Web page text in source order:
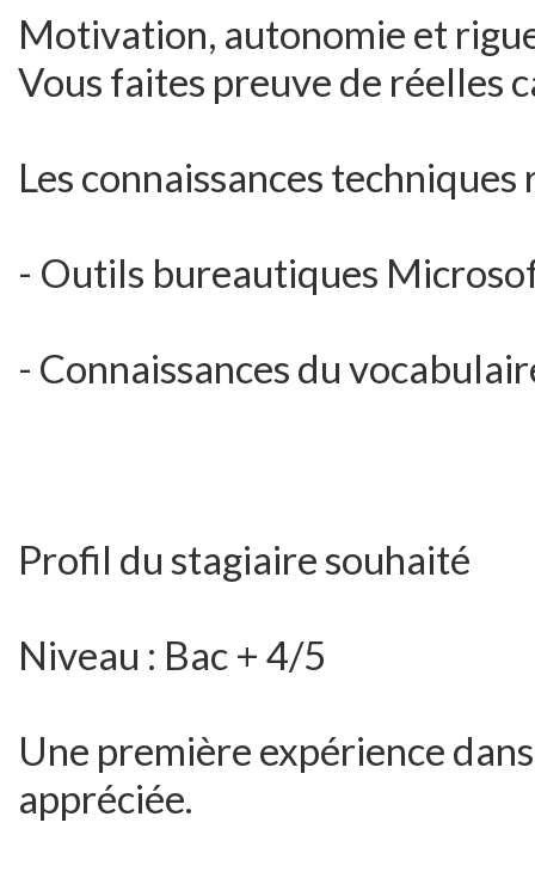
Motivation, autonomie et
Vous faites preuve de réelles
Les connaissances techniques
- Outils bureautiques
- Connaissances du
Profil du stagiaire souhaité
Niveau : Bac + 4/5
Une première expérience
appréciée.